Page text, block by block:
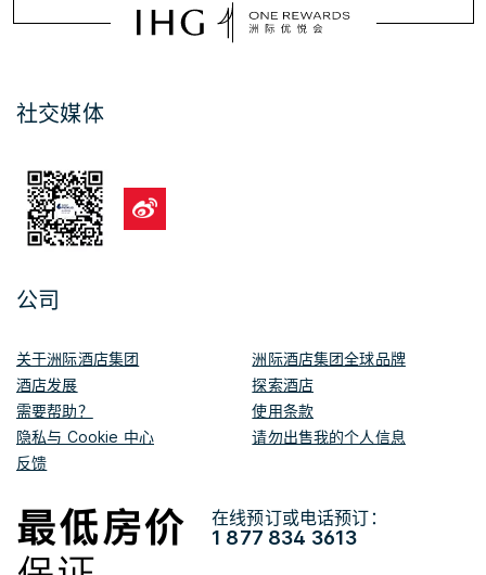
社交媒体
公司
关于洲际酒店集团
洲际酒店集团全球品牌
酒店发展
探索酒店
需要帮助？
使用条款
隐私与 Cookie 中心
请勿出售我的个人信息
反馈
在线预订或电话预订：
1 877 834 3613